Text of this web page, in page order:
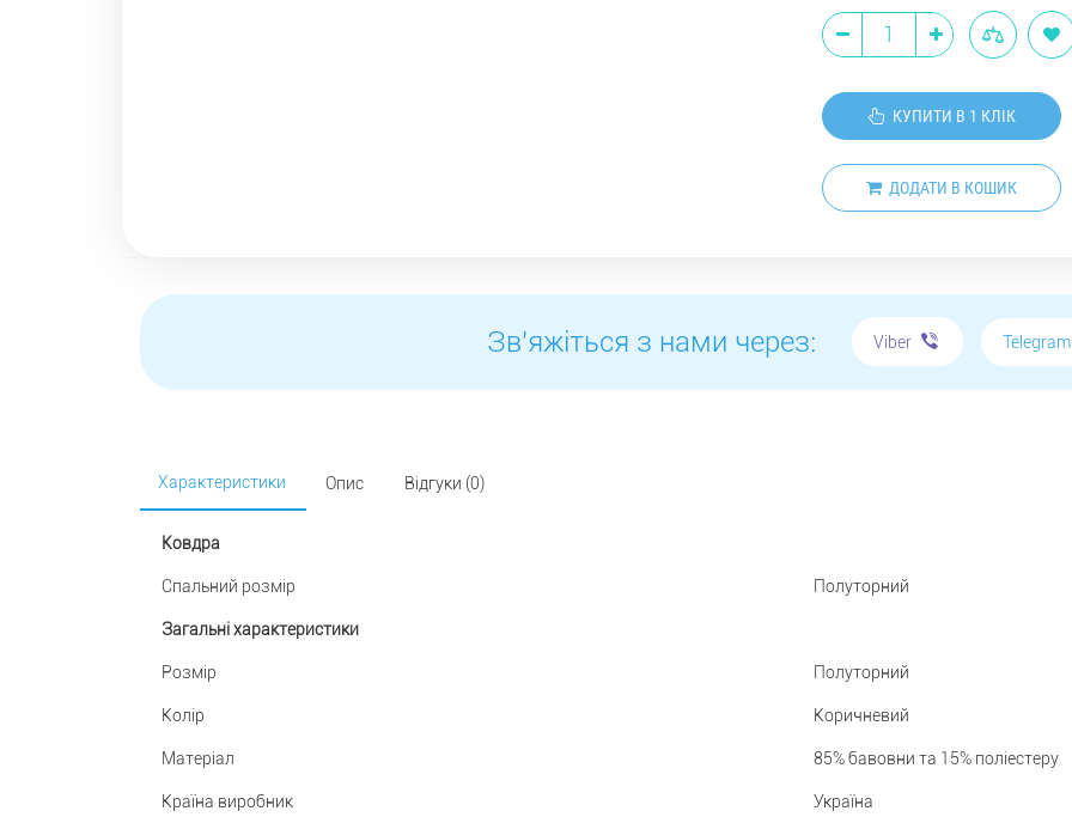
КУПИТИ В 1 КЛІК
ДОДАТИ В КОШИК
Зв'яжіться з нами через: Viber
Характеристики Опис Відгуки (0)
Ковдра
Спальний розмір Полуторний
Загальні характеристики
Розмір Полуторний
Колір Коричневий
Матеріал 85% бавовни та 15% поліестеру
Країна виробник Україна